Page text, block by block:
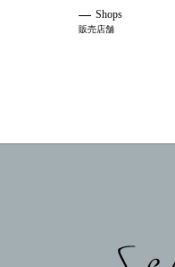
Shops
販売店舗